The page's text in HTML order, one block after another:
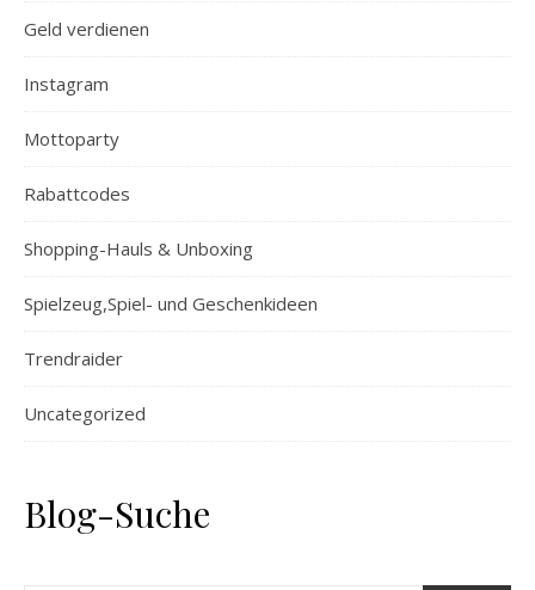
Geld verdienen
Instagram
Mottoparty
Rabattcodes
Shopping-Hauls & Unboxing
Spielzeug,Spiel- und Geschenkideen
Trendraider
Uncategorized
Blog-Suche